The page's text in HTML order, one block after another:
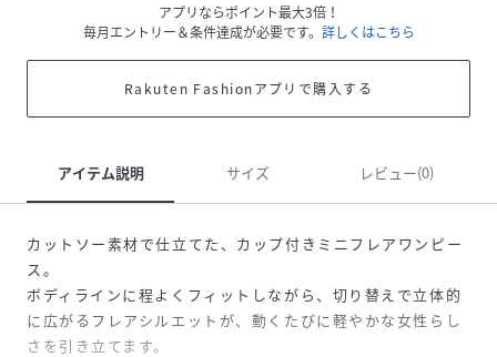
アプリならポイント最大3倍！
毎月エントリー＆条件達成が必要です。 詳しくはこちら
Rakuten Fashionアプリで購入する
アイテム説明 サイズ レビュー(0)
カットソー素材で仕立てた、カップ付きミニフレアワンピー
ス。
ボディラインに程よくフィットしながら、切り替えで立体的
に広がるフレアシルエットが、動くたびに軽やかな女性らし
さを引き立てます。